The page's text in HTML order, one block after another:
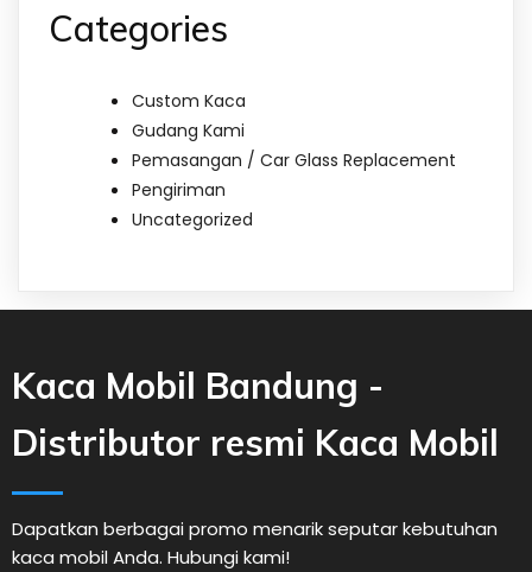
Categories
Custom Kaca
Gudang Kami
Pemasangan / Car Glass Replacement
Pengiriman
Uncategorized
Kaca Mobil Bandung -
Distributor resmi Kaca Mobil
Dapatkan berbagai promo menarik seputar kebutuhan
kaca mobil Anda. Hubungi kami!